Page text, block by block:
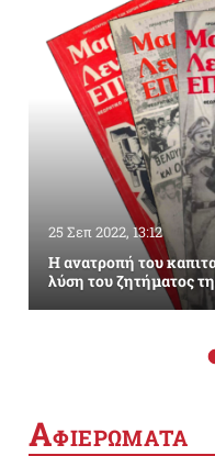
25 Σεπ 2022, 13:12
Η ανατροπή του
λύση του ζητήματος
ΑΦΙΕΡΩΜΑΤΑ